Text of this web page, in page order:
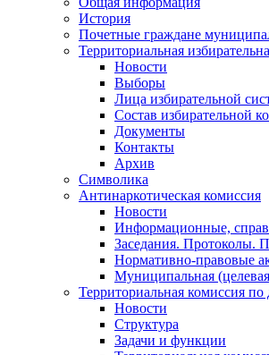
История
Почетные граждане
Территориальная
Новости
Выборы
Лица избирательной
Состав избирательной
Документы
Контакты
Архив
Символика
Антинаркотическая комиссия
Новости
Информационные,
Заседания. Протоколы.
Нормативно-правовые
Муниципальная
Территориальная комиссия
Новости
Структура
Задачи и функции